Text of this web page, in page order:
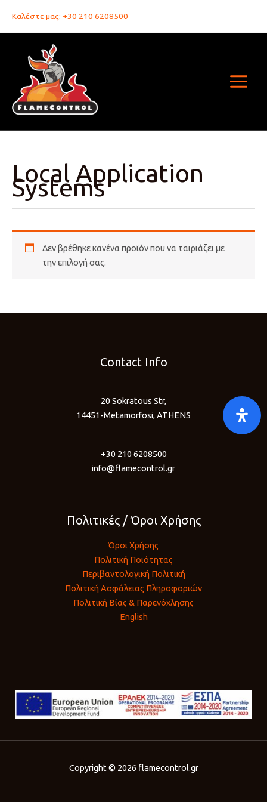
στο
περιεχόμενο
Καλέστε μας: +30 210 6208500
Local Application
Systems
Δεν βρέθηκε κανένα προϊόν που να ταιριάζει με
την επιλογή σας.
Contact Info
20 Sokratous Str,
14451-Metamorfosi, ATHENS
+30 210 6208500
info@flamecontrol.gr
Πολιτικές / Όροι Χρήσης
Όροι Χρήσης
Πολιτική Ποιότητας
Περιβαντολογική Πολιτική
Πολιτική Ασφάλειας Πληροφοριών
Πολιτική Βίας & Παρενόχλησης
English
Copyright © 2026 flamecontrol.gr